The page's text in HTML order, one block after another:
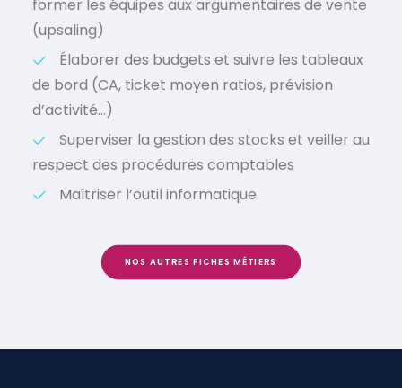
former les équipes aux argumentaires de vente
(upsaling)
Élaborer des budgets et suivre les tableaux
de bord (CA, ticket moyen ratios, prévision
d’activité…)
Superviser la gestion des stocks et veiller au
respect des procédures comptables
Maîtriser l’outil informatique
NOS AUTRES FICHES MÉTIERS